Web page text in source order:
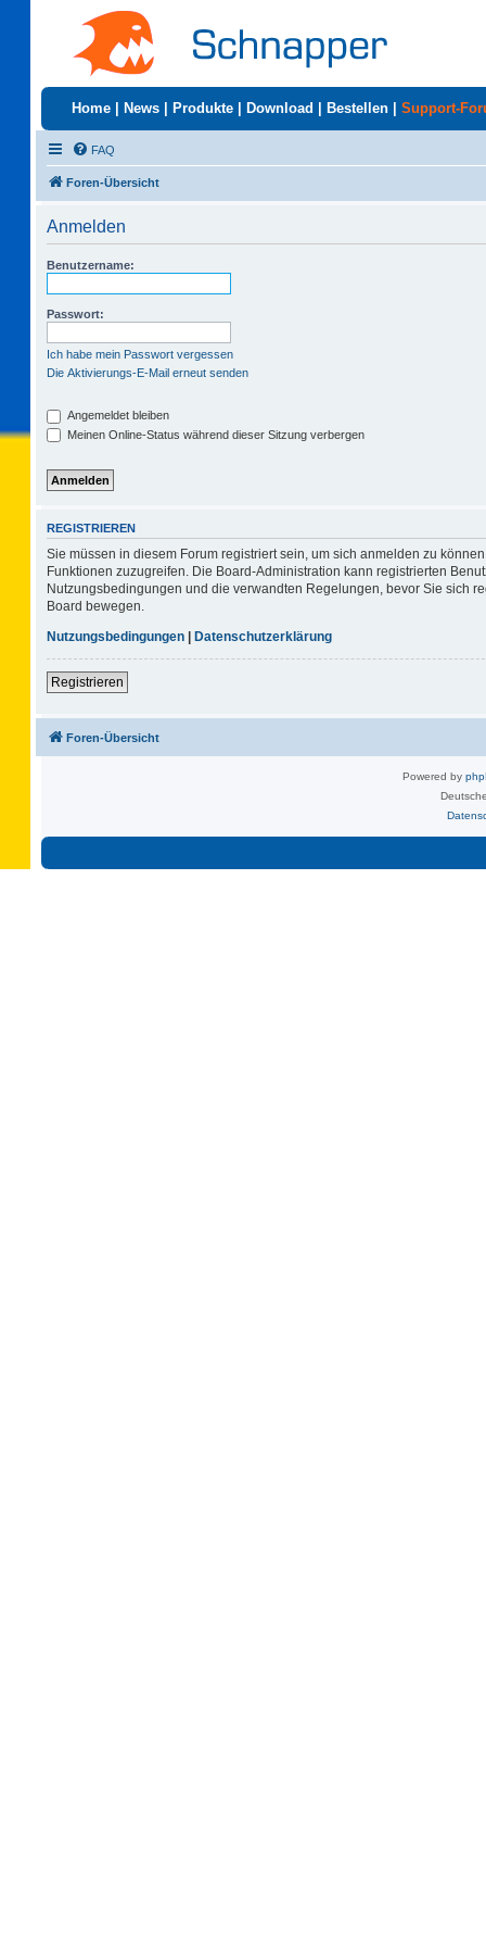
Home News Produkte Download Bestellen Support-
FAQ
Foren-Übersicht
Anmelden
Benutzername:
Passwort:
Ich habe mein Passwort vergessen
Die Aktivierungs-E-Mail erneut senden
Angemeldet bleiben
Meinen Online-Status während dieser Sitzung verbergen
REGISTRIEREN
Sie müssen in diesem Forum registriert sein, um sich anmelden zu
Funktionen zuzugreifen. Die Board-Administration kann registrierten
Nutzungsbedingungen und die verwandten Regelungen, bevor Sie sich
Board bewegen.
Nutzungsbedingungen | Datenschutzerklärung
Registrieren
Foren-Übersicht
Powered by